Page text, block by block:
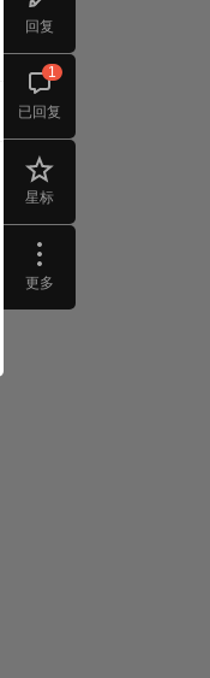
回复
已回复
1
星标
更多